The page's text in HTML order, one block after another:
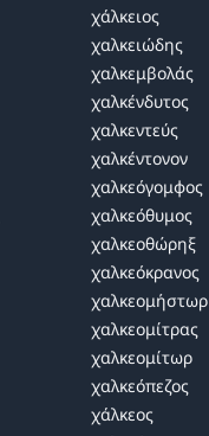
χάλκειος
χαλκειώδης
χαλκεμβολάς
χαλκένδυτος
χαλκεντεύς
χαλκέντονον
χαλκεόγομφος
χαλκεόθυμος
χαλκεοθώρηξ
χαλκεόκρανος
χαλκεομήστωρ
χαλκεομίτρας
χαλκεομίτωρ
χαλκεόπεζος
χάλκεος